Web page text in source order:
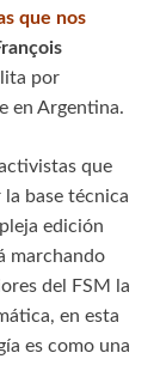
que nos
por
en Argentina.
que
base técnica
edición
marchando
del FSM la
en esta
es como una